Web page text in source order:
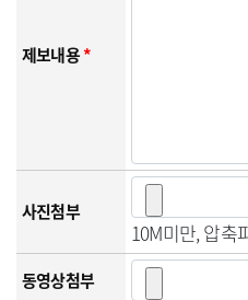
제보내용*
사진첨부
10M미만, 압축
동영상첨부